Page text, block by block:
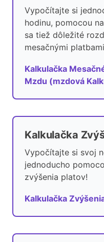
Vypočítajte si
hodinu, pomocou
sa tiež dôležité
mesačnými
Kalkulačka
Mzdu (mzdová
Kalkulačka
Vypočítajte si svoj
jednoducho
zvýšenia platov!
Kalkulačka